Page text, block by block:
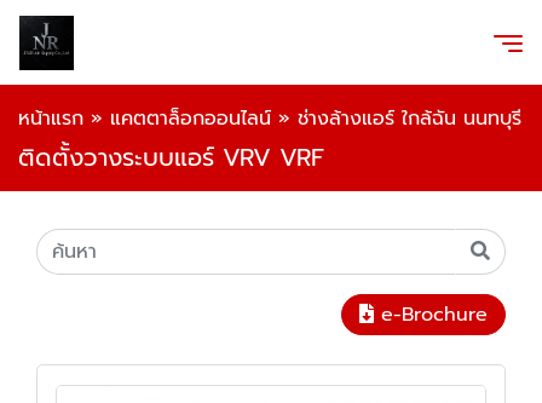
หน้าแรก » แคตตาล็อกออนไลน์ » ช่างล้างแอร์ ใกล้ฉัน นนทบุรี
ติดตั้งวางระบบแอร์ VRV VRF
e-Brochure